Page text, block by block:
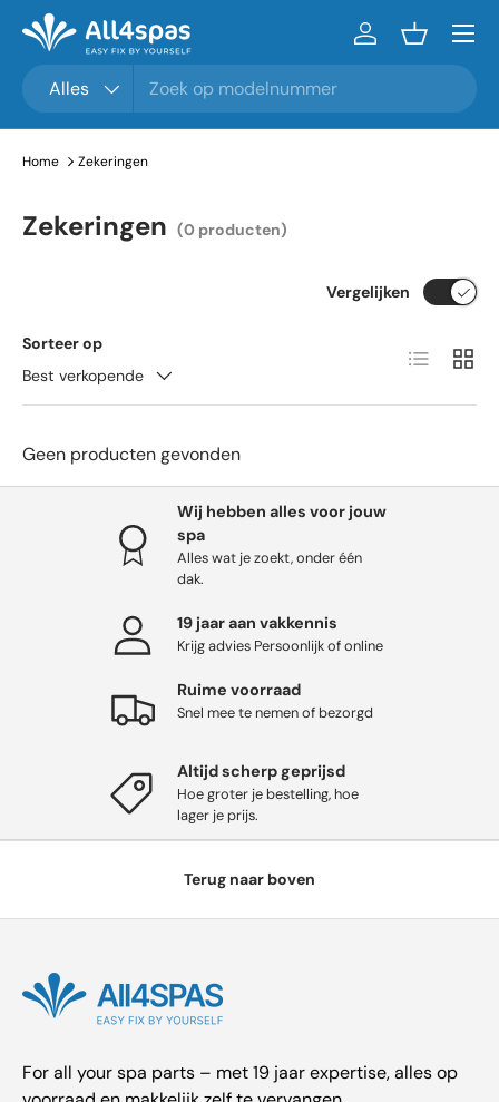
Ga naar inhoud
Alles
InloggenMandje
Menu
Home Zekeringen
Zekeringen (0 producten)
Sorteer op
Best verkopende
Vergelijken
Lijst
Geen producten gevonden
Wij hebben alles voor jouw
spa
Alles wat je zoekt, onder één
dak.
19 jaar aan vakkennis
Krijg advies Persoonlijk of online
Ruime voorraad
Snel mee te nemen of bezorgd
Altijd scherp geprijsd
Hoe groter je bestelling, hoe
lager je prijs.
Terug naar boven
For all your spa parts – met 19 jaar expertise, alles op